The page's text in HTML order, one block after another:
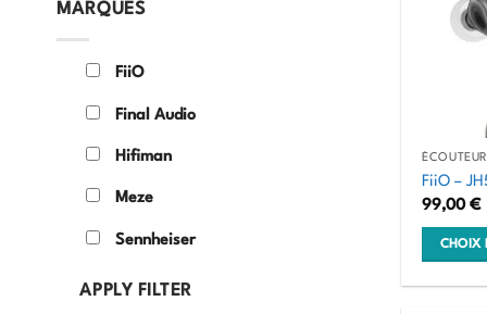
MARQUES
FiiO
Final Audio
Hifiman
Meze
Sennheiser
APPLY FILTER
FiiO –
99,00€
CHOIX